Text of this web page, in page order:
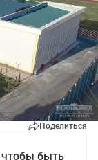
Поделиться
чтобы быть